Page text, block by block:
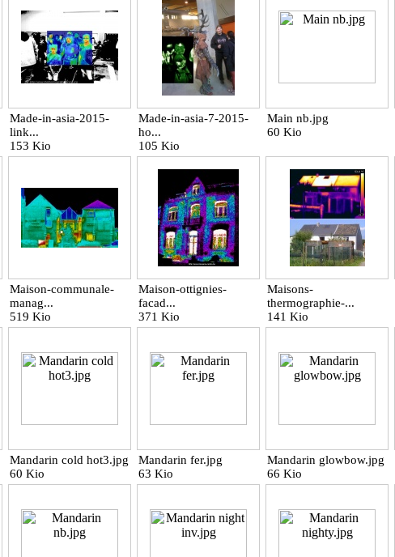
Made-in-asia-2015-
link...
153 Kio
Made-in-asia-7-2015-
ho...
105 Kio
Main nb.jpg
60 Kio
Maison-communale-
manag...
519 Kio
Maison-ottignies-
facad...
371 Kio
Maisons-
thermographie-...
141 Kio
Mandarin cold hot3.jpg
60 Kio
Mandarin fer.jpg
63 Kio
Mandarin glowbow.jpg
66 Kio